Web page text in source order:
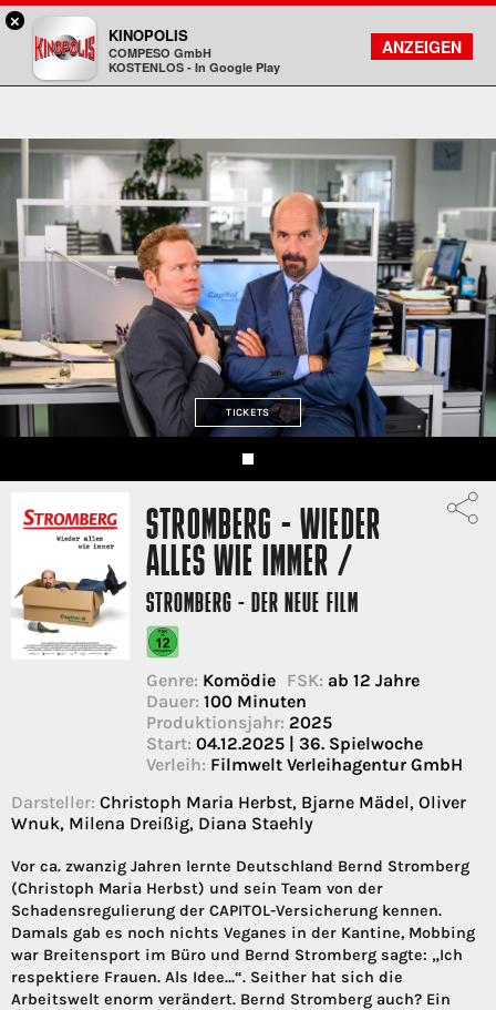
Kinopolis
FILMSUCHE
KONTO
TICKETS
STROMBERG - WIEDER
ALLES WIE IMMER /
STROMBERG - DER NEUE FILM
Genre: Komödie FSK: ab 12 Jahre
Dauer: 100 Minuten
Produktionsjahr: 2025
Start: 04.12.2025 | 36. Spielwoche
Verleih: Filmwelt Verleihagentur GmbH
Darsteller: Christoph Maria Herbst, Bjarne Mädel, Oliver
Wnuk, Milena Dreißig, Diana Staehly
Vor ca. zwanzig Jahren lernte Deutschland Bernd Stromberg
(Christoph Maria Herbst) und sein Team von der
Schadensregulierung der CAPITOL-Versicherung kennen.
Damals gab es noch nichts Veganes in der Kantine, Mobbing
war Breitensport im Büro und Bernd Stromberg sagte: „Ich
respektiere Frauen. Als Idee…“. Seither hat sich die
Arbeitswelt enorm verändert. Bernd Stromberg auch? Ein
×
KINOPOLIS
COMPESO GmbH
KOSTENLOS - In Google Play
ANZEIGEN